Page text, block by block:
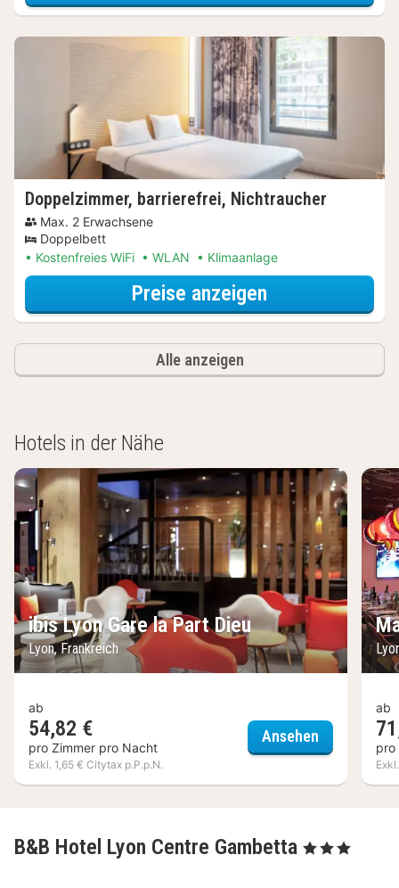
Doppelzimmer, barrierefrei, Nichtraucher
Max. 2 Erwachsene
Doppelbett
Kostenfreies WiFi
WLAN Klimaanlage
Preise anzeigen
Alle anzeigen
Hotels in der Nähe
ibis Lyon Gare la Part Dieu
Lyon, Frankreich
ab
54,82 €
pro Zimmer pro Nacht
Exkl. 1,65 € Citytax p.P.p.N.
Ansehen ibis Lyon
ab
pro
B&B Hotel Lyon Centre Gambetta , 3 Sterne